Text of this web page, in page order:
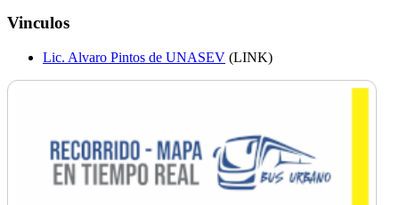
Vinculos
Lic. Alvaro Pintos de UNASEV (LINK)